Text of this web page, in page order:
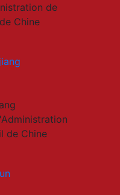
de
Chine
de Chine